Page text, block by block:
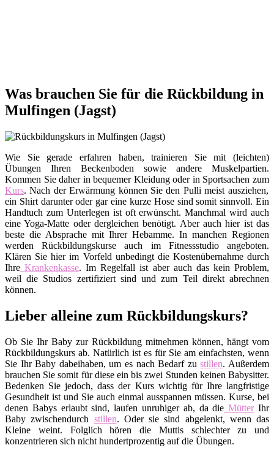
Was brauchen Sie für die Rückbildung in
Mulfingen (Jagst)
Wie Sie gerade erfahren haben, trainieren Sie mit (leichten)
Übungen Ihren Beckenboden sowie andere Muskelpartien.
Kommen Sie daher in bequemer Kleidung oder in Sportsachen zum
Kurs. Nach der Erwärmung können Sie den Pulli meist ausziehen,
ein Shirt darunter oder gar eine kurze Hose sind somit sinnvoll. Ein
Handtuch zum Unterlegen ist oft erwünscht. Manchmal wird auch
eine Yoga-Matte oder dergleichen benötigt. Aber auch hier ist das
beste die Absprache mit Ihrer Hebamme. In manchen Regionen
werden Rückbildungskurse auch im Fitnessstudio angeboten.
Klären Sie hier im Vorfeld unbedingt die Kostenübernahme durch
Ihre Krankenkasse. Im Regelfall ist aber auch das kein Problem,
weil die Studios zertifiziert sind und zum Teil direkt abrechnen
können.
Lieber alleine zum Rückbildungskurs?
Ob Sie Ihr Baby zur Rückbildung mitnehmen können, hängt vom
Rückbildungskurs ab. Natürlich ist es für Sie am einfachsten, wenn
Sie Ihr Baby dabeihaben, um es nach Bedarf zustillen. Außerdem
brauchen Sie somit für diese ein bis zwei Stunden keinen Babysitter.
Bedenken Sie jedoch, dass der Kurs wichtig für Ihre langfristige
Gesundheit ist und Sie auch einmal ausspannen müssen. Kurse, bei
denen Babys erlaubt sind, laufen unruhiger ab, da die MütterIhr
Baby zwischendurch stillen. Oder sie sind abgelenkt, wenn das
Kleine weint. Folglich hören die Muttis schlechter zu und
konzentrieren sich nicht hundertprozentig auf die Übungen.